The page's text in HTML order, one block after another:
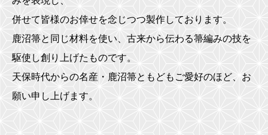
併せて皆様のお倖せを念じつつ製作しております。
鹿沼箒と同じ材料を使い、古来から伝わる箒編みの技を
駆使し創り上げたものです。
天保時代からの名産・鹿沼箒ともどもご愛好のほど、お
願い申し上げます。